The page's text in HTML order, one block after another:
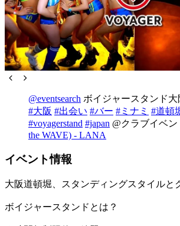
@eventsearch ボイジャースタンド
#大阪 #出会い #バー #ミナミ #道頓
#voyagerstand #japan @クラブイベ
the WAVE) - LANA
イベント情報
大阪道頓堀、スタンディングスタイルと
ボイジャースタンドとは？